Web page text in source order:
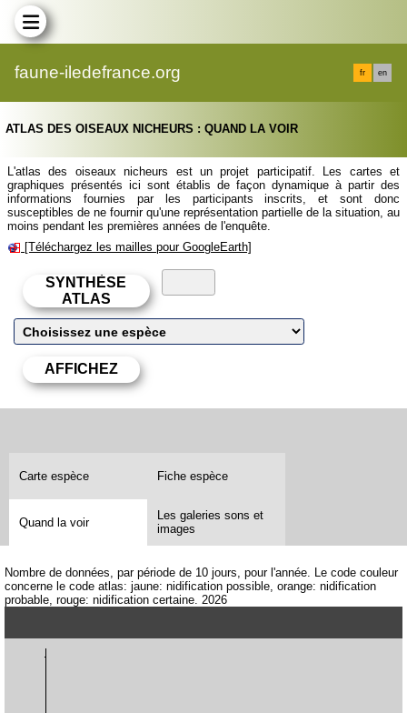
faune-iledefrance.org fr en
ATLAS DES OISEAUX NICHEURS : QUAND LA VOIR
L'atlas des oiseaux nicheurs est un projet participatif. Les cartes et
graphiques présentés ici sont établis de façon dynamique à partir des
informations fournies par les participants inscrits, et sont donc
susceptibles de ne fournir qu'une représentation partielle de la situation, au
moins pendant les premières années de l'enquête.
[Téléchargez les mailles pour GoogleEarth]
Carte espèce Fiche espèce
Quand la voir
Les galeries sons et
images
Nombre de données, par période de 10 jours, pour l'année. Le code couleur
concerne le code atlas: jaune: nidification possible, orange: nidification
probable, rouge: nidification certaine. 2026